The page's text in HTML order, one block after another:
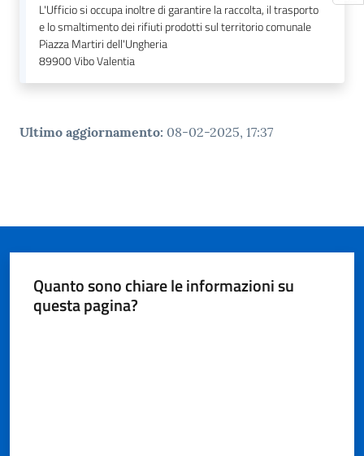
L'Ufficio si occupa inoltre di garantire la raccolta, il trasporto
e lo smaltimento dei rifiuti prodotti sul territorio comunale
Piazza Martiri dell'Ungheria
89900Vibo Valentia
Ultimo aggiornamento: 08-02-2025, 17:37
Quanto sono chiare le informazioni su
questa pagina?